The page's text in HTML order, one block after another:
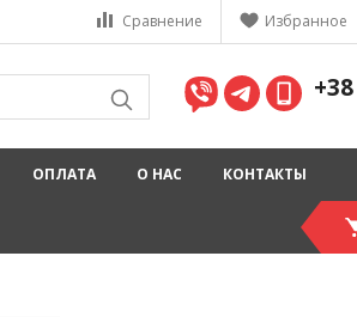
Избранное
Сравнение
ОПЛАТА О НАС КОНТАКТЫ